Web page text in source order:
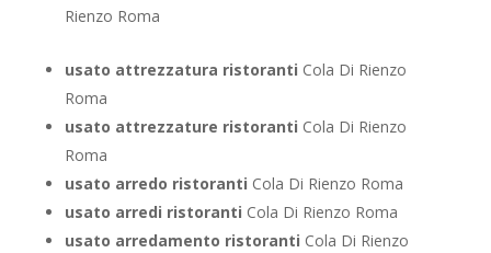
Rienzo Roma
usato attrezzatura ristoranti Cola Di Rienzo
Roma
usato attrezzature ristoranti Cola Di Rienzo
Roma
usato arredo ristoranti Cola Di Rienzo Roma
usato arredi ristoranti Cola Di Rienzo Roma
usato arredamento ristoranti Cola Di Rienzo